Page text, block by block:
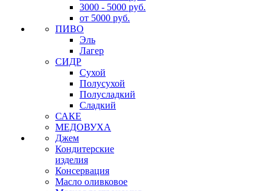
3000 - 5000 руб.
от 5000 руб.
ПИВО
Эль
Лагер
СИДР
Сухой
Полусухой
Полусладкий
Сладкий
САКЕ
МЕДОВУХА
Джем
Кондитерские
изделия
Консервация
Масло оливковое